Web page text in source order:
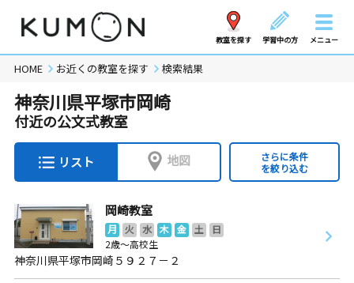
教室を探す 学習中の方 メニュー
HOME お近くの教室を探す 検索結果
神奈川県平塚市岡崎
付近の公文式教室
リスト 地図
さらに条件
を絞り込む
岡崎教室
月 火 水 木 金 土
日
2歳～高校生
神奈川県平塚市岡崎５９２７－２